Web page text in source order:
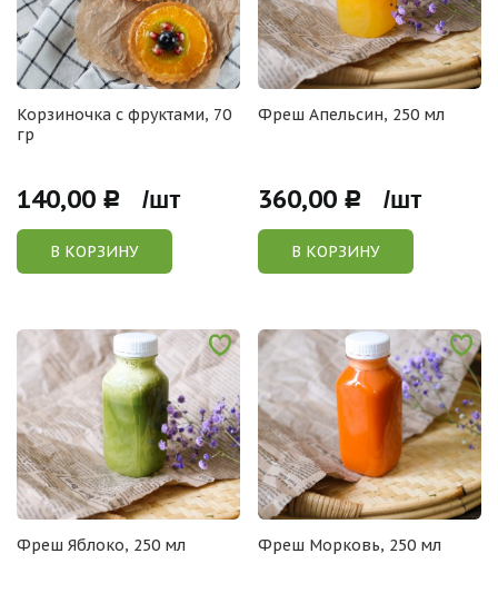
Корзиночка с фруктами, 70
гр
140,00 Р /шт
В КОРЗИНУ
Фреш Апельсин, 250 мл
360,00 Р /шт
В КОРЗИНУ
Фреш Яблоко, 250 мл Фреш Морковь, 250 мл